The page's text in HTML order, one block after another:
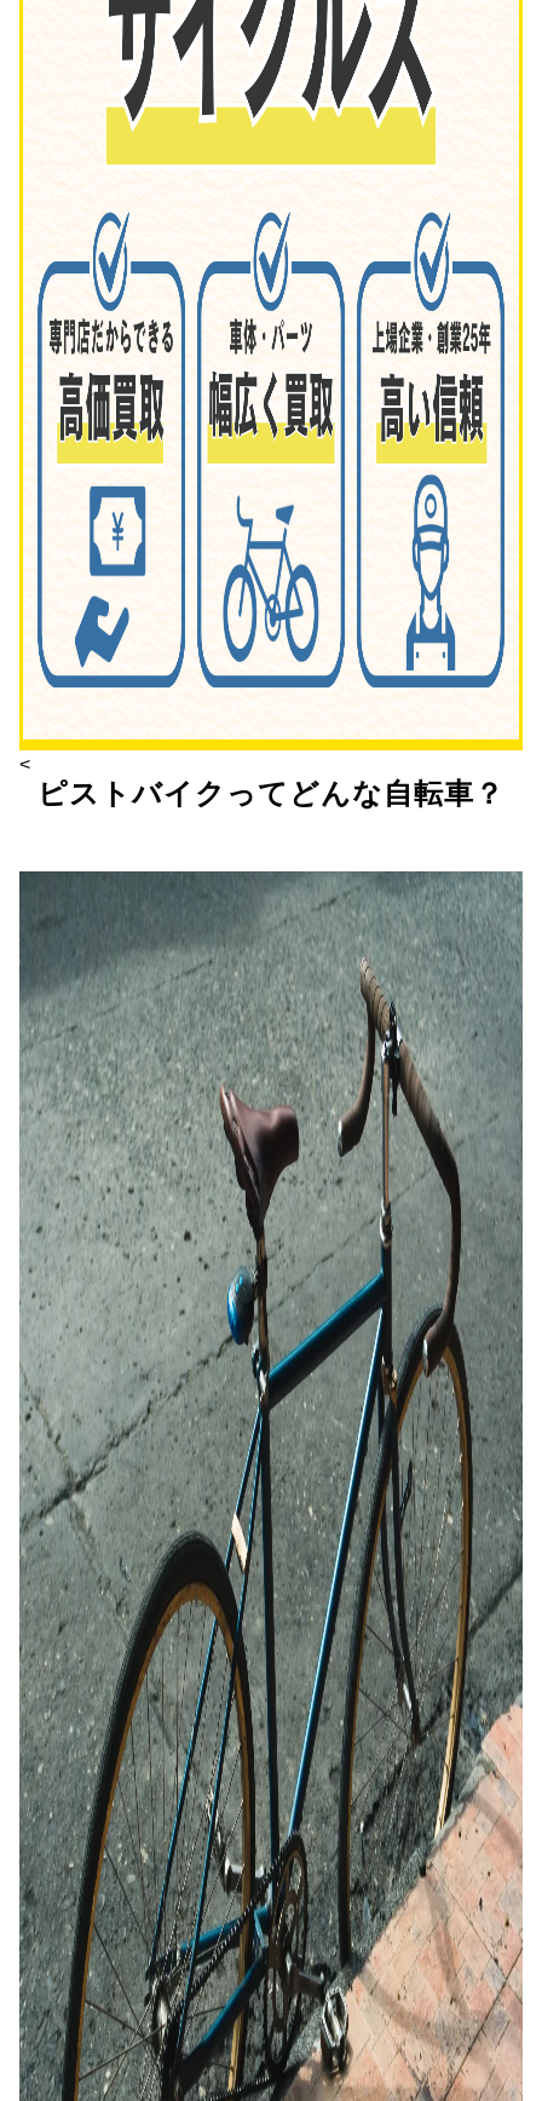
<
ピストバイクってどんな自転車？